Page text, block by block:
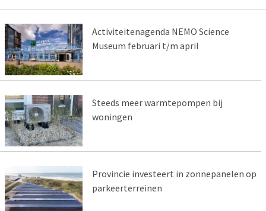
Activiteitenagenda NEMO Science
Museum februari t/m april
Steeds meer warmtepompen bij
woningen
Provincie investeert in zonnepanelen op
parkeerterreinen